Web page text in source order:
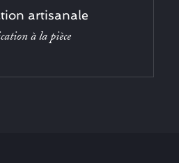
artisanale
à la pièce